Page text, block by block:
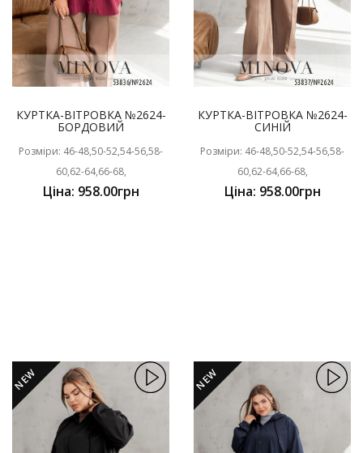
КУРТКА-ВІТРОВКА №2624-
БОРДОВИЙ
Розміри: 46-48,50-52,54-56,58-
60,62-64,66-68,
Ціна: 958.00грн
КУРТКА-ВІТРОВКА №2624-
СИНІЙ
Розміри: 46-48,50-52,54-56,58-
60,62-64,66-68,
Ціна: 958.00грн
NEW NEW